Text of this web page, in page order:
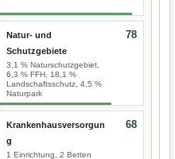
Natur- und
Schutzgebiete
3,1 % Naturschutzgebiet,
6,3 % FFH, 18,1 %
Landschaftsschutz, 4,5 %
Naturpark
78
Krankenhausversorgun
g
1 Einrichtung, 2 Betten
68